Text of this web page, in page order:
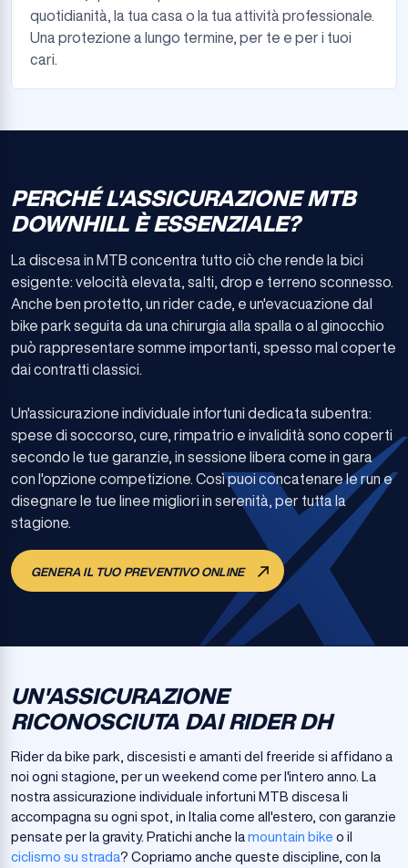
quotidianità, la tua casa o la tua attività professionale.
Una protezione a lungo termine, per te e per i tuoi
cari.
PERCHÉ L'ASSICURAZIONE MTB
DOWNHILL È ESSENZIALE?
La discesa in MTB concentra tutto ciò che rende la bici
esigente: velocità elevata, salti, drop e terreno sconnesso.
Anche ben protetto, un rider cade, e un'evacuazione dal
bike park seguita da una chirurgia alla spalla o al ginocchio
può rappresentare somme importanti, spesso mal coperte
dai contratti classici.
Un'assicurazione individuale infortuni dedicata subentra:
spese di soccorso, cure, rimpatrio e invalidità sono coperti
secondo le tue garanzie, in sessione libera come in gara
con l'opzione competizione. Così puoi concatenare le run e
disegnare le tue linee migliori in serenità, per tutta la
stagione.
GENERA IL TUO PREVENTIVO ONLINE
UN'ASSICURAZIONE
RICONOSCIUTA DAI RIDER DH
Rider da bike park, discesisti e amanti del freeride si affidano a
noi ogni stagione, per un weekend come per l'intero anno. La
nostra assicurazione individuale infortuni MTB discesa li
accompagna su ogni spot, in Italia come all'estero, con garanzie
pensate per la gravity. Pratichi anche la mountain bike o il
ciclismo su strada? Copriamo anche queste discipline, con la